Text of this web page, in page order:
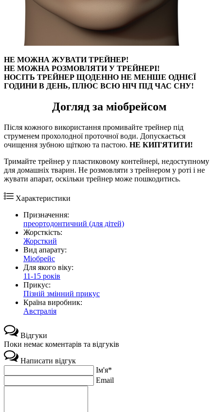
НЕ МОЖНА ЖУВАТИ ТРЕЙНЕР!
НЕ МОЖНА РОЗМОВЛЯТИ У ТРЕЙНЕРІ!
НОСІТЬ ТРЕЙНЕР ЩОДЕННО НЕ МЕНШЕ ОДНІЄЇ
ГОДИНИ В ДЕНЬ, ПЛЮС ВСЮ НІЧ ПІД ЧАС СНУ!
Догляд за міобрейсом
Після кожного використання промивайте трейнер під
струменем прохолодної проточної води. Допускається
очищення зубною щіткою та пастою. НЕ КИП'ЯТИТИ!
Тримайте трейнер у пластиковому контейнері, недоступному
для домашніх тварин. Не розмовляти з трейнером у роті і не
жувати апарат, оскільки трейнер може пошкодитись.
Характеристики
Призначення:
преортодонтичний (для дітей)
Жорсткість:
Жорсткий
Вид апарату:
Міобрейс
Для якого віку:
11-15 років
Прикус:
Пізній змінний прикус
Країна виробник:
Австралія
Відгуки
Поки немає коментарів та відгуків
Написати відгук
Ім'я*
Email